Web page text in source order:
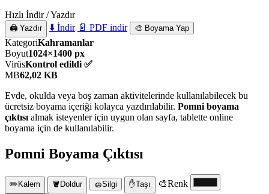
Hızlı İndir / Yazdır
🖨️ Yazdır ⬇️ İndir 📄 PDF indir 🎨 Boyama Yap
KategoriKahramanlar
Boyut1024×1400 px
VirüsKontrol edildi ✅
MB62,02 KB
Evde, okulda veya boş zaman aktivitelerinde kullanılabilecek bu
ücretsiz boyama içeriği kolayca yazdırılabilir. Pomni boyama
çıktısı almak isteyenler için uygun olan sayfa, tablette online
boyama için de kullanılabilir.
Pomni Boyama Çıktısı
✏️Kalem 🪣 Doldur 🧽Silgi ✋Taşı 🎨Renk